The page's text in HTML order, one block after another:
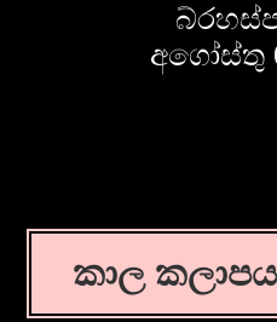
අගෝස්තු
කාල